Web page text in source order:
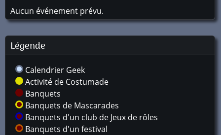
Aucun événement prévu.
Légende
Calendrier Geek
Activité de Costumade
Banquets
Banquets de Mascarades
Banquets d'un club de Jeux de rôles
Banquets d'un festival